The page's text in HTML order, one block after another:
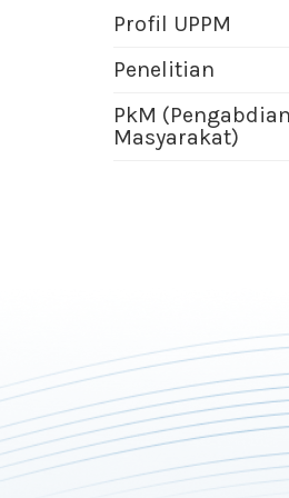
Profil UPPM
Penelitian
PkM
Masyarakat)